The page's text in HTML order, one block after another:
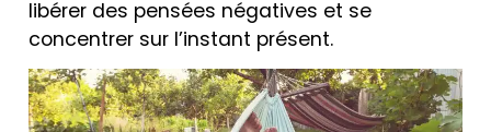
libérer des pensées négatives et se
concentrer sur l’instant présent.